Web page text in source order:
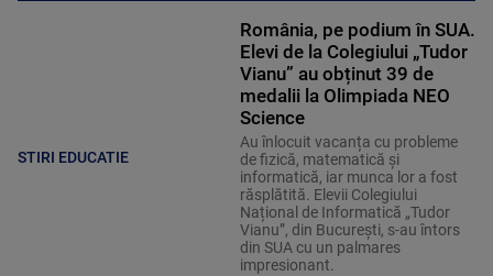
STIRI EDUCATIE
România, pe podium în SUA.
Elevi de la Colegiului „Tudor
Vianu” au obținut 39 de
medalii la Olimpiada NEO
Science
Au înlocuit vacanța cu probleme
de fizică, matematică și
informatică, iar munca lor a fost
răsplătită. Elevii Colegiului
Național de Informatică „Tudor
Vianu”, din București, s-au întors
din SUA cu un palmares
impresionant.